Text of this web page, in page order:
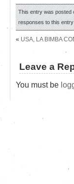
This entry was posted
responses to this
« USA, LA BIMBA
Leave a
You must be